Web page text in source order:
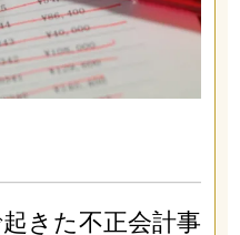
きた不正会計事